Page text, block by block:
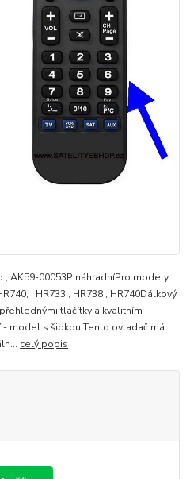
AK59-00053P náhradníPro modely:
, HR733 , HR738 , HR740Dálkový
tlačítky a kvalitním
model s šipkou Tento ovladač má
celý popis